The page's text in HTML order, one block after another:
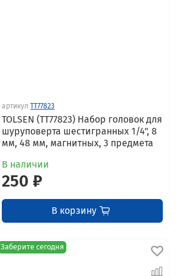
артикул TT77823
TOLSEN (TT77823) Набор головок для
шуруповерта шестигранных 1/4", 8
мм, 48 мм, магнитных, 3 предмета
В наличии
250 ₽
В корзину
Заберите сегодня